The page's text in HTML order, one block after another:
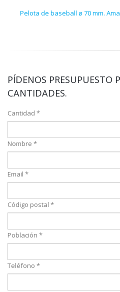
Pelota de baseball ø 70 mm.
PÍDENOS PRESUPUESTO
CANTIDADES.
Cantidad *
Nombre *
Email *
Código postal *
Población *
Teléfono *